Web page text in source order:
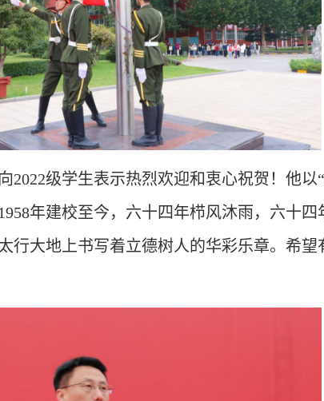
2022级学生表示热烈欢迎和衷心祝贺！他以
年建校至今，六十四年栉风沐雨，六十
行大地上书写着立德树人的华彩乐章。希